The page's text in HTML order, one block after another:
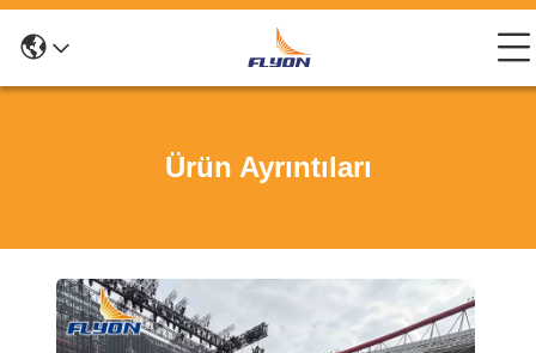
Ürün Ayrıntıları